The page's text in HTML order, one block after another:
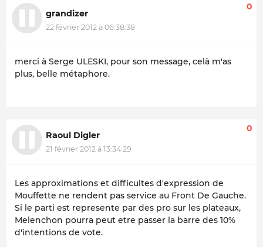
grandizer
22 février 2012 à 06:38:38
0
merci à Serge ULESKI, pour son message, celà m'as
plus, belle métaphore.
Raoul Digler
21 février 2012 à 13:34:29
0
Les approximations et difficultes d'expression de
Mouffette ne rendent pas service au Front De Gauche.
Si le parti est represente par des pro sur les plateaux,
Melenchon pourra peut etre passer la barre des 10%
d'intentions de vote.